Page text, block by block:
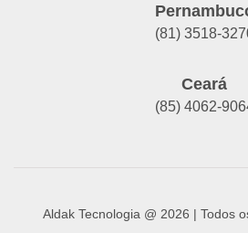
(81) 3518-
Ceará
(85) 4062-
Aldak Tecnologia @ 2026 | Todos